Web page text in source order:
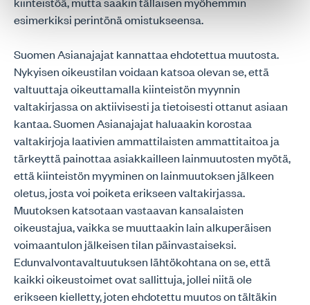
esimerkiksi perintönä omistukseensa.
Suomen Asianajajat kannattaa ehdotettua muutosta.
Nykyisen oikeustilan voidaan katsoa olevan se, että
valtuuttaja oikeuttamalla kiinteistön myynnin
valtakirjassa on aktiivisesti ja tietoisesti ottanut asiaan
kantaa. Suomen Asianajajat haluaakin korostaa
valtakirjoja laativien ammattilaisten ammattitaitoa ja
tärkeyttä painottaa asiakkailleen lainmuutosten myötä,
että kiinteistön myyminen on lainmuutoksen jälkeen
oletus, josta voi poiketa erikseen valtakirjassa.
Muutoksen katsotaan vastaavan kansalaisten
oikeustajua, vaikka se muuttaakin lain alkuperäisen
voimaantulon jälkeisen tilan päinvastaiseksi.
Edunvalvontavaltuutuksen lähtökohtana on se, että
kaikki oikeustoimet ovat sallittuja, jollei niitä ole
erikseen kielletty, joten ehdotettu muutos on tältäkin